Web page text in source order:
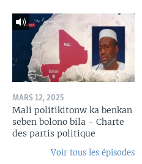
MARS 12, 2025
Mali politikitonw ka benkan
seben bolono bila - Charte
des partis politique
Voir tous les épisodes